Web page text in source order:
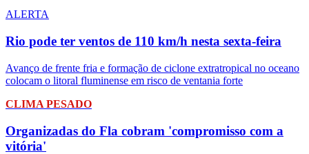
ALERTA
Rio pode ter ventos de 110 km/h nesta sexta-feira
Avanço de frente fria e formação de ciclone extratropical no oceano
colocam o litoral fluminense em risco de ventania forte
CLIMA PESADO
Organizadas do Fla cobram 'compromisso com a
vitória'